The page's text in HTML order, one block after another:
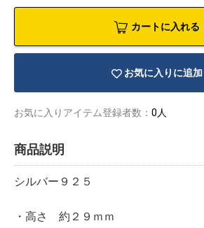
カートに入れる
お気に入りに追加
お気に入りアイテム登録者数： 0人
商品説明
シルバー９２５
・高さ 約２９ｍｍ
ッズ